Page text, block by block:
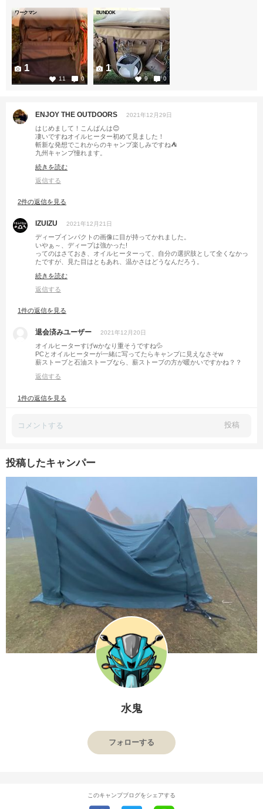
ワークマン
11 0
1
BUNDOK
9 0
1
ENJOY THE OUTDOORS 2021年12月29日
はじめまして！こんばんは😊
凄いですねオイルヒーター初めて見ました！
斬新な発想でこれからのキャンプ楽しみですね⛺️
九州キャンプ憧れます。
続きを読む
返信する
2件の返信を見る
IZUIZU 2021年12月21日
ディープインパクトの画像に目が持ってかれました。
いやぁ～、ディープは強かった!
ってのはさておき、オイルヒーターって、自分の選択肢として全くなかっ
たですが、見た目はともあれ、温かさはどうなんだろう。
イなような気がしますね。
続きを読む
返信する
1件の返信を見る
退会済みユーザー 2021年12月20日
オイルヒーターすげwかなり重そうですね💦
PCとオイルヒーターが一緒に写ってたらキャンプに見えなさそw
薪ストーブと石油ストーブなら、薪ストーブの方が暖かいですかね？？
返信する
1件の返信を見る
投稿
投稿したキャンパー
水鬼
フォローする
このキャンプブログをシェアする